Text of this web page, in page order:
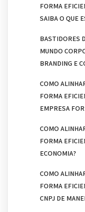
FORMA
SAIBA O QUE
BASTIDORES
MUNDO
BRANDING E
COMO
FORMA
EMPRESA
COMO
FORMA
ECONOMIA?
COMO
FORMA
CNPJ DE